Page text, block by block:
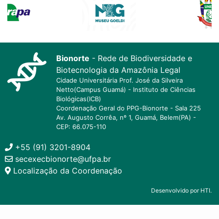
Bionorte - Rede de Biodiversidade e
Biotecnologia da Amazônia Legal
Cidade Universitária Prof. José da Silveira
Netto(Campus Guamá) - Instituto de Ciências
Biológicas(ICB)
Coordenação Geral do PPG-Bionorte - Sala 225
Av. Augusto Corrêa, nº 1, Guamá, Belem(PA) -
CEP: 66.075-110
+55 (91) 3201-8904
secexecbionorte@ufpa.br
Localização da Coordenação
Desenvolvido por HTI.